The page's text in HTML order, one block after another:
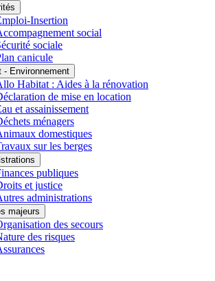
Insertion
social
sociale
canicule
- Environnement
Habitat : Aides à la rénovation
de mise en location
et assainissement
ménagers
domestiques
sur les berges
publiques
et justice
administrations
majeurs
des secours
des risques